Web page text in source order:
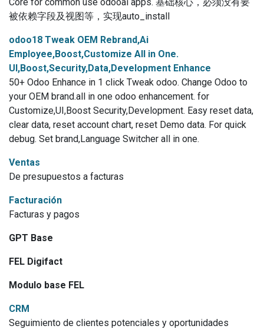
被依赖字段及视图等，实现auto_install
odoo18 Tweak OEM Rebrand,Ai
Employee,Boost,Customize All in One.
UI,Boost,Security,Data,Development Enhance
50+ Odoo Enhance in 1 click Tweak odoo. Change Odoo to
your OEM brand.all in one odoo enhancement. for
Customize,UI,Boost Security,Development. Easy reset data,
clear data, reset account chart, reset Demo data. For quick
debug. Set brand,Language Switcher all in one.
Ventas
De presupuestos a facturas
Facturación
Facturas y pagos
GPT Base
FEL Digifact
Modulo base FEL
CRM
Seguimiento de clientes potenciales y oportunidades